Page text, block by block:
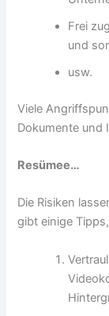
Frei
und
usw.
Viele
Dokumente und
Resümee…
Die Risiken
gibt einige